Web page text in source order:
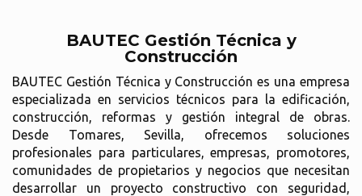
BAUTEC Gestión Técnica y
Construcción
BAUTEC Gestión Técnica y Construcción es una empresa
especializada en servicios técnicos para la edificación,
construcción, reformas y gestión integral de obras.
Desde Tomares, Sevilla, ofrecemos soluciones
profesionales para particulares, empresas, promotores,
comunidades de propietarios y negocios que necesitan
desarrollar un proyecto constructivo con seguridad,